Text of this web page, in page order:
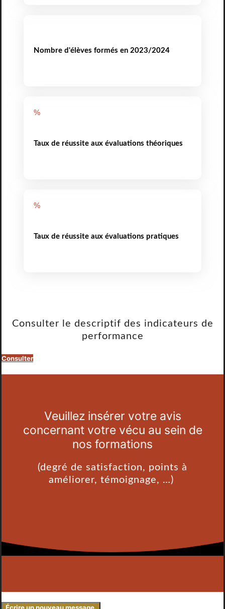
Nombre d'élèves formés en 2023/2024
%
Taux de réussite aux évaluations théoriques
%
Taux de réussite aux évaluations pratiques
Consulter le descriptif des indicateurs de
performance
Consulter
Veuillez insérer votre avis
concernant votre vécu au sein de
nos formations
(degré de satisfaction, points à
améliorer, témoignage, …)